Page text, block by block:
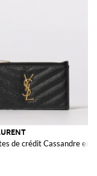
de crédit Cassandre en